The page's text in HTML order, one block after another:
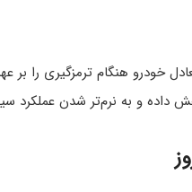
خودرو هنگام ترمزگیری را
داده و به نرم‌تر شدن عملکرد